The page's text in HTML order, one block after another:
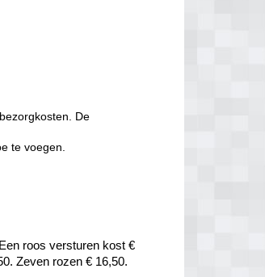
De
te voegen.
roos versturen kost €
Zeven rozen € 16,50.